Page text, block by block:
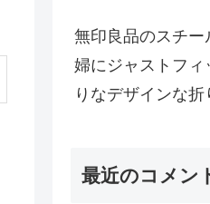
無印良品のスチ
婦にジャストフィ
りなデザインな
最近のコメン